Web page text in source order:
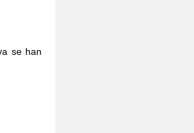
se han